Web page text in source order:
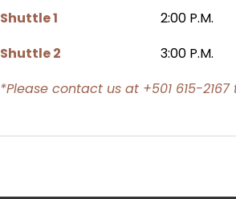
Shuttle 1
2:00 P.M.
Shuttle 2
3:00 P.M.
*Please contact us at +501 615-